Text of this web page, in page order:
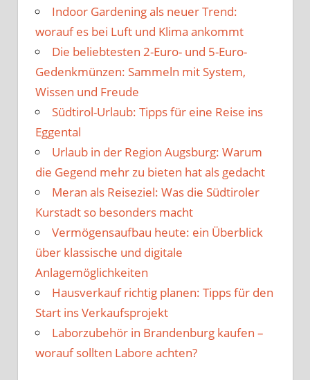
Indoor Gardening als neuer Trend:
worauf es bei Luft und Klima ankommt
Die beliebtesten 2-Euro- und 5-Euro-
Gedenkmünzen: Sammeln mit System,
Wissen und Freude
Südtirol-Urlaub: Tipps für eine Reise ins
Eggental
Urlaub in der Region Augsburg: Warum
die Gegend mehr zu bieten hat als gedacht
Meran als Reiseziel: Was die Südtiroler
Kurstadt so besonders macht
Vermögensaufbau heute: ein Überblick
über klassische und digitale
Anlagemöglichkeiten
Hausverkauf richtig planen: Tipps für den
Start ins Verkaufsprojekt
Laborzubehör in Brandenburg kaufen –
worauf sollten Labore achten?